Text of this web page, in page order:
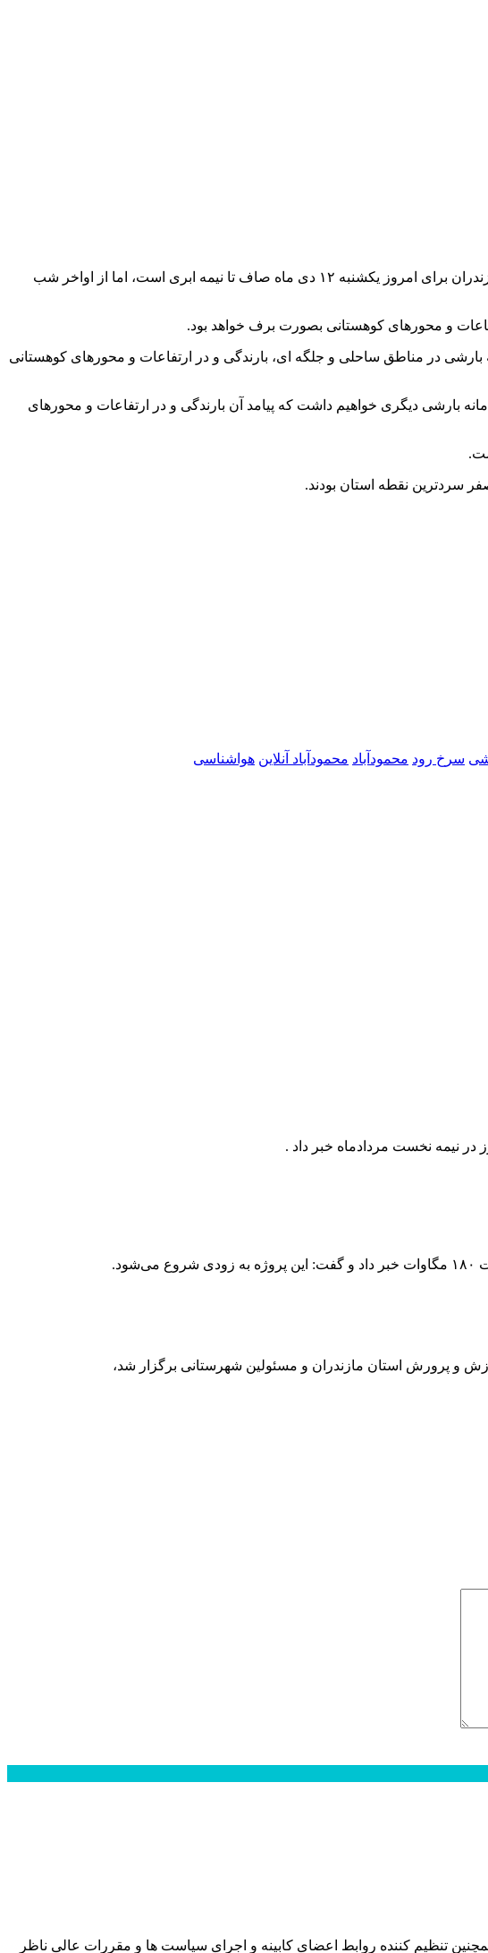
به گزارش خبرگزاری صداوسیمای مرکز مازندران، کارشناس هواشناسی گفت: نقشه‌های هواشناسی نشان می‌دهد هوای مازندران برای امروز یکشنبه ۱۲ دی ماه صاف تا نیمه ابری است، اما از اواخر شب
و محورهای کوهستانی بصورت برف خواهد بود.
در مناطق ساحلی و جلگه ای، بارندگی و در ارتفاعات و محور‌های کوهستانی
بارشی دیگری خواهیم داشت که پیامد آن بارندگی و در ارتفاعات و محور‌های
سرخ رود محمودآباد محمودآباد آنلاین هواشناسی
و پرورش استان مازندران و مسئولین شهرستانی برگزار شد،
تنظیم کننده روابط اعضای کابینه و اجرای سیاست ها و مقررات عالی ناظر